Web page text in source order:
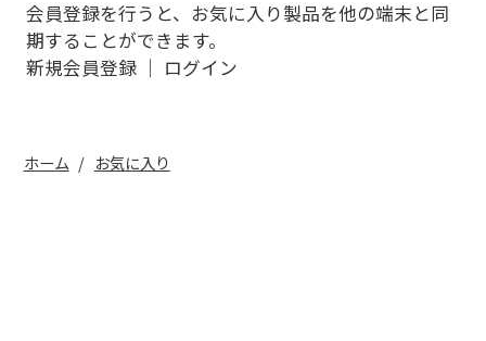
会員登録を行うと、お気に入り製品を他の端末と同
期することができます。
新規会員登録｜ ログイン
ホーム お気に入り